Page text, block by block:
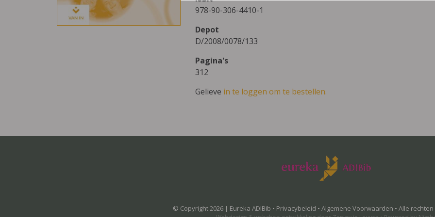
978-90-306-4410-1
Depot
D/2008/0078/133
Pagina's
312
Gelieve in te loggen om te bestellen.
© Copyright 2026 | Eureka ADIBib • Privacybeleid • Algemene Voorwaarden • Alle